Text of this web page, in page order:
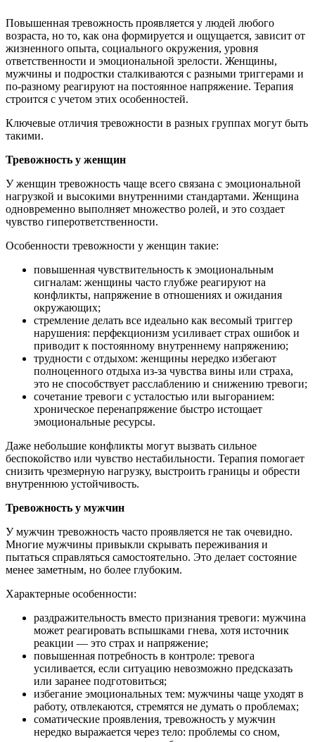
Повышенная тревожность проявляется у людей любого
возраста, но то, как она формируется и ощущается, зависит от
жизненного опыта, социального окружения, уровня
ответственности и эмоциональной зрелости. Женщины,
мужчины и подростки сталкиваются с разными триггерами и
по-разному реагируют на постоянное напряжение. Терапия
строится с учетом этих особенностей.
Ключевые отличия тревожности в разных группах могут быть
такими.
Тревожность у женщин
У женщин тревожность чаще всего связана с эмоциональной
нагрузкой и высокими внутренними стандартами. Женщина
одновременно выполняет множество ролей, и это создает
чувство гиперответственности.
Особенности тревожности у женщин такие:
повышенная чувствительность к эмоциональным
сигналам: женщины часто глубже реагируют на
конфликты, напряжение в отношениях и ожидания
окружающих;
стремление делать все идеально как весомый триггер
нарушения: перфекционизм усиливает страх ошибок и
приводит к постоянному внутреннему напряжению;
трудности с отдыхом: женщины нередко избегают
полноценного отдыха из-за чувства вины или страха,
это не способствует расслаблению и снижению тревоги;
сочетание тревоги с усталостью или выгоранием:
хроническое перенапряжение быстро истощает
эмоциональные ресурсы.
Даже небольшие конфликты могут вызвать сильное
беспокойство или чувство нестабильности. Терапия помогает
снизить чрезмерную нагрузку, выстроить границы и обрести
внутреннюю устойчивость.
Тревожность у мужчин
У мужчин тревожность часто проявляется не так очевидно.
Многие мужчины привыкли скрывать переживания и
пытаться справляться самостоятельно. Это делает состояние
менее заметным, но более глубоким.
Характерные особенности:
раздражительность вместо признания тревоги: мужчина
может реагировать вспышками гнева, хотя источник
реакции — это страх и напряжение;
повышенная потребность в контроле: тревога
усиливается, если ситуацию невозможно предсказать
или заранее подготовиться;
избегание эмоциональных тем: мужчины чаще уходят в
работу, отвлекаются, стремятся не думать о проблемах;
соматические проявления, тревожность у мужчин
нередко выражается через тело: проблемы со сном,